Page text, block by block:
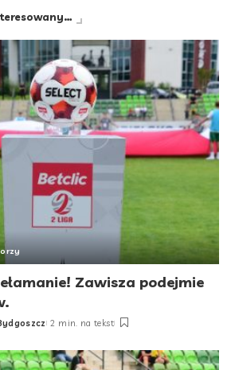
Zawisza podejmie
2 min. na tekst